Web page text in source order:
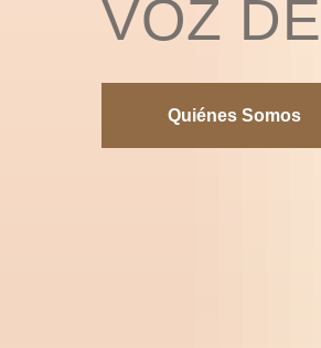
VOZ
Quiénes Somos